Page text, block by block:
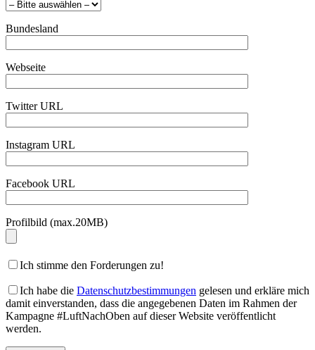
Bundesland
Webseite
Twitter URL
Instagram URL
Facebook URL
Profilbild (max.20MB)
Ich stimme den Forderungen zu!
Ich habe die Datenschutzbestimmungen gelesen und erkläre mich
damit einverstanden, dass die angegebenen Daten im Rahmen der
Kampagne #LuftNachOben auf dieser Website veröffentlicht
werden.